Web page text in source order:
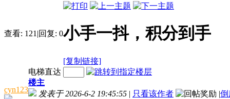
查看: 121 |回复: 0小手一抖，积分到手
[复制链接]
cyn123
电梯直达
楼主
发表于 2026-6-2 19:45:55 | 只看该作者 |倒